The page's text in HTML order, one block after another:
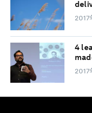
2017
4
2017